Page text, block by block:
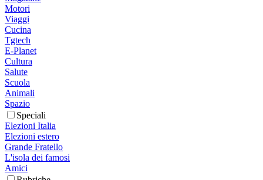
Motori
Viaggi
Cucina
Tgtech
E-Planet
Cultura
Salute
Scuola
Animali
Spazio
Speciali
Elezioni Italia
Elezioni estero
Grande Fratello
L'isola dei famosi
Amici